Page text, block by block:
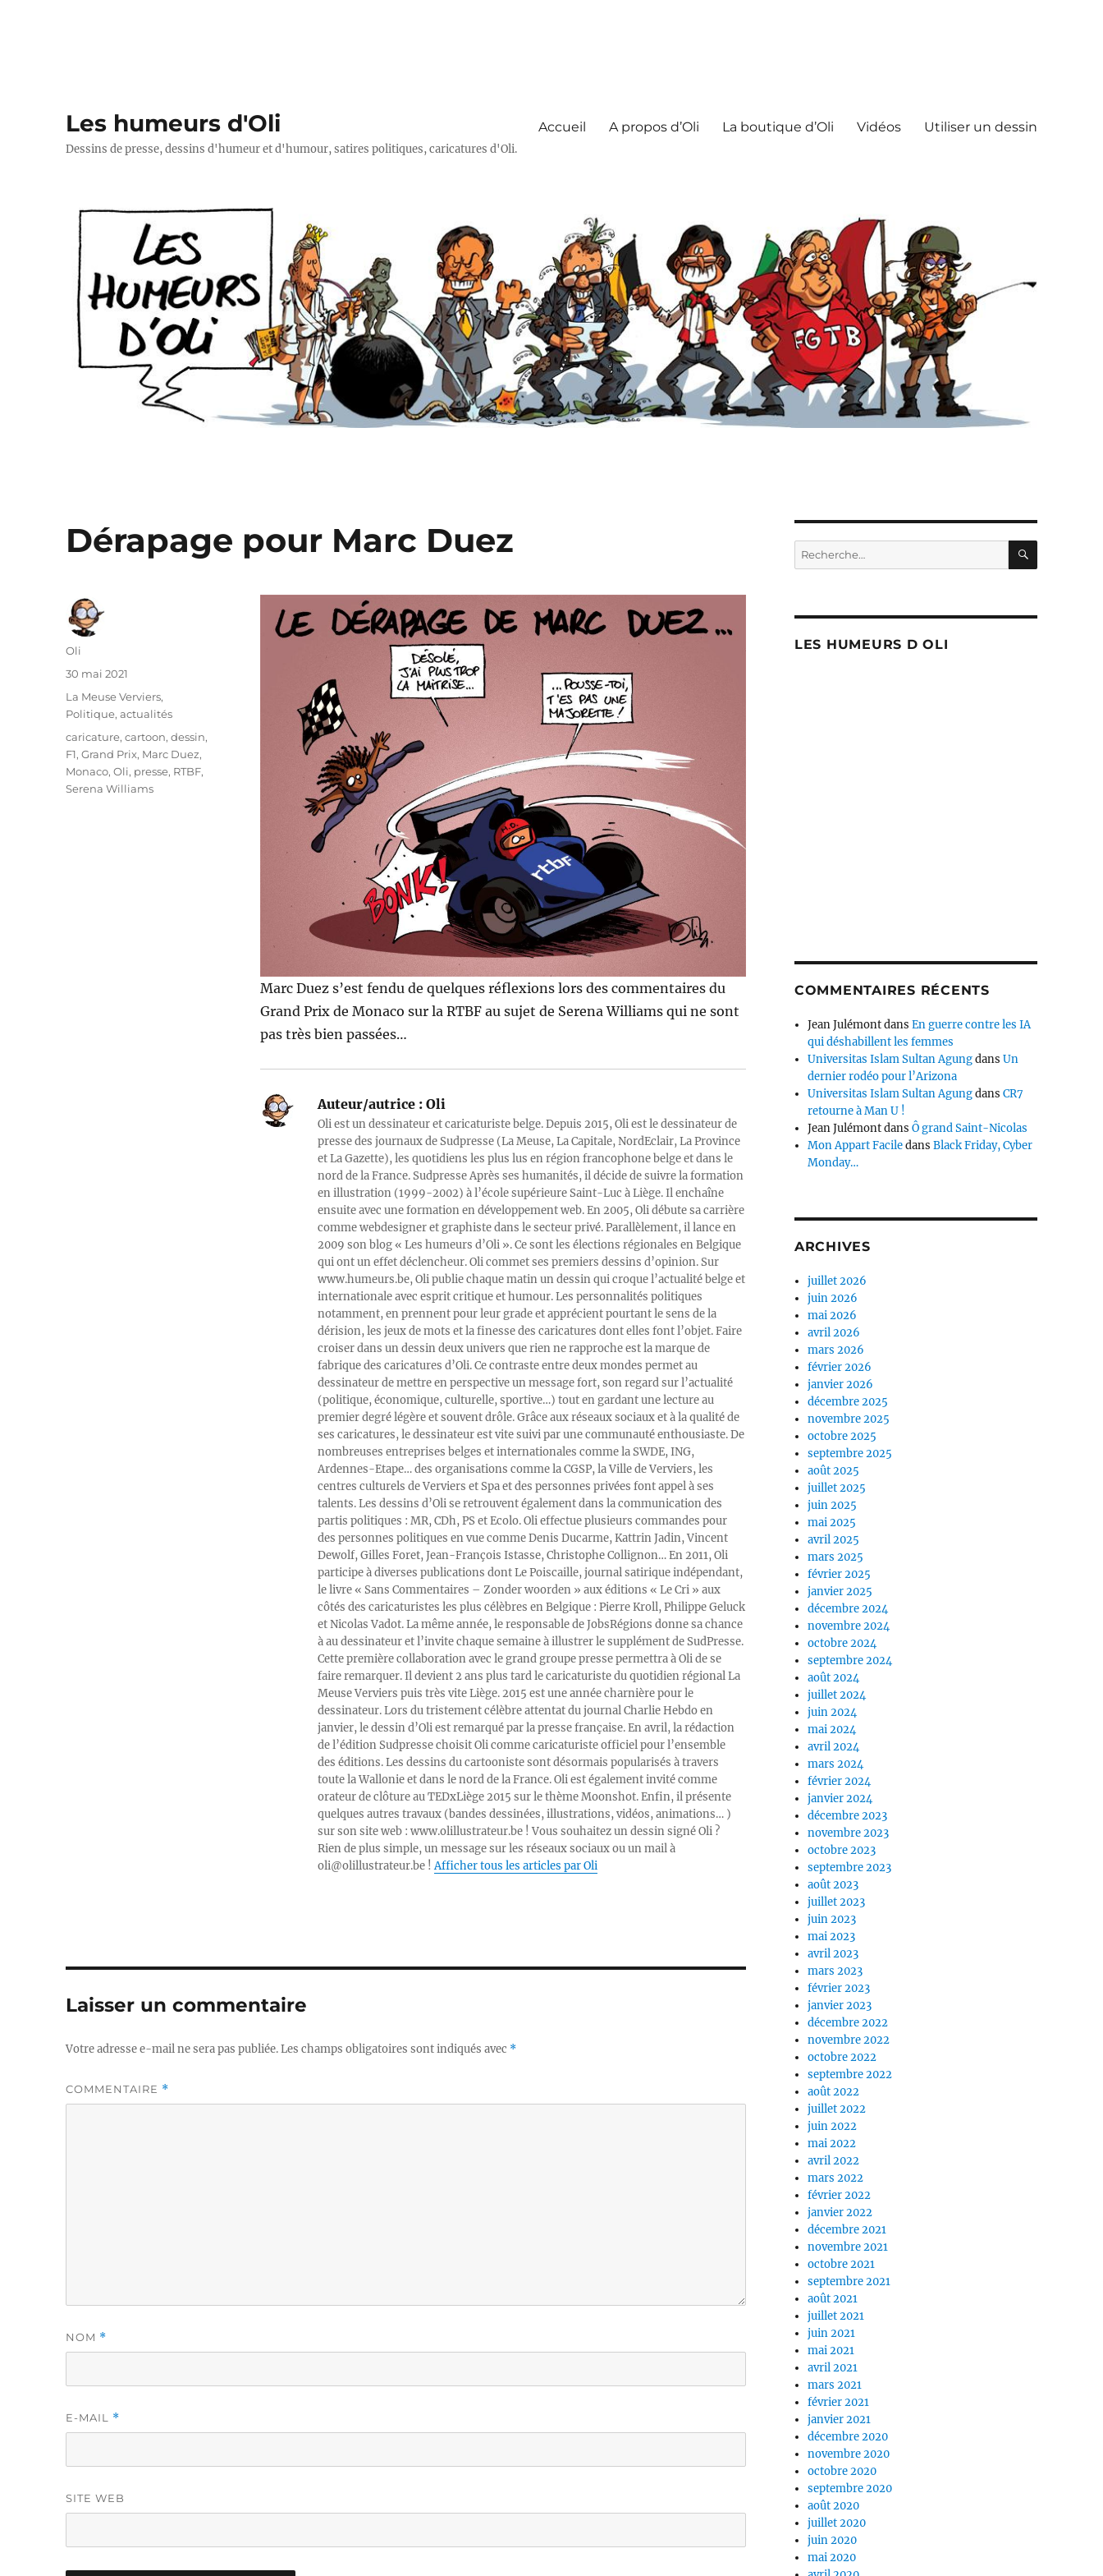
Les humeurs d'Oli
Dessins de presse, dessins d'humeur et d'humour, satires politiques, caricatures d'Oli.
Accueil A propos d’Oli La boutique d’Oli Vidéos Utiliser un dessin
Dérapage pour Marc Duez
Marc Duez s’est fendu de quelques réflexions lors des commentaires du
Grand Prix de Monaco sur la RTBF au sujet de Serena Williams qui ne sont
pas très bien passées…
Auteur/autrice :Oli
Oli est un dessinateur et caricaturiste belge. Depuis 2015, Oli est le dessinateur de
presse des journaux de Sudpresse (La Meuse, La Capitale, NordEclair, La Province
et La Gazette), les quotidiens les plus lus en région francophone belge et dans le
nord de la France. Sudpresse Après ses humanités, il décide de suivre la formation
en illustration (1999-2002) à l’école supérieure Saint-Luc à Liège. Il enchaîne
ensuite avec une formation en développement web. En 2005, Oli débute sa carrière
comme webdesigner et graphiste dans le secteur privé. Parallèlement, il lance en
2009 son blog « Les humeurs d’Oli ». Ce sont les élections régionales en Belgique
qui ont un effet déclencheur. Oli commet ses premiers dessins d’opinion. Sur
www.humeurs.be, Oli publie chaque matin un dessin qui croque l’actualité belge et
internationale avec esprit critique et humour. Les personnalités politiques
notamment, en prennent pour leur grade et apprécient pourtant le sens de la
dérision, les jeux de mots et la finesse des caricatures dont elles font l’objet. Faire
croiser dans un dessin deux univers que rien ne rapproche est la marque de
fabrique des caricatures d’Oli. Ce contraste entre deux mondes permet au
dessinateur de mettre en perspective un message fort, son regard sur l’actualité
(politique, économique, culturelle, sportive…) tout en gardant une lecture au
premier degré légère et souvent drôle. Grâce aux réseaux sociaux et à la qualité de
ses caricatures, le dessinateur est vite suivi par une communauté enthousiaste. De
nombreuses entreprises belges et internationales comme la SWDE, ING,
Ardennes-Etape… des organisations comme la CGSP, la Ville de Verviers, les
centres culturels de Verviers et Spa et des personnes privées font appel à ses
talents. Les dessins d’Oli se retrouvent également dans la communication des
partis politiques : MR, CDh, PS et Ecolo. Oli effectue plusieurs commandes pour
des personnes politiques en vue comme Denis Ducarme, Kattrin Jadin, Vincent
Dewolf, Gilles Foret, Jean-François Istasse, Christophe Collignon… En 2011, Oli
participe à diverses publications dont Le Poiscaille, journal satirique indépendant,
le livre « Sans Commentaires – Zonder woorden » aux éditions « Le Cri » aux
côtés des caricaturistes les plus célèbres en Belgique : Pierre Kroll, Philippe Geluck
et Nicolas Vadot. La même année, le responsable de JobsRégions donne sa chance
à au dessinateur et l’invite chaque semaine à illustrer le supplément de SudPresse.
Cette première collaboration avec le grand groupe presse permettra à Oli de se
faire remarquer. Il devient 2 ans plus tard le caricaturiste du quotidien régional La
Meuse Verviers puis très vite Liège. 2015 est une année charnière pour le
dessinateur. Lors du tristement célèbre attentat du journal Charlie Hebdo en
janvier, le dessin d’Oli est remarqué par la presse française. En avril, la rédaction
de l’édition Sudpresse choisit Oli comme caricaturiste officiel pour l’ensemble
des éditions. Les dessins du cartooniste sont désormais popularisés à travers
toute la Wallonie et dans le nord de la France. Oli est également invité comme
orateur de clôture au TEDxLiège 2015 sur le thème Moonshot. Enfin, il présente
quelques autres travaux (bandes dessinées, illustrations, vidéos, animations… )
sur son site web : www.olillustrateur.be ! Vous souhaitez un dessin signé Oli ?
Rien de plus simple, un message sur les réseaux sociaux ou un mail à
oli@olillustrateur.be !Afficher tous les articles par Oli
Auteur
Oli
Publié
30 mai 2021
Catégories
La Meuse Verviers,
Politique, actualités
Étiquettes
caricature,cartoon,dessin,
F1,Grand Prix, Marc Duez,
Monaco,Oli, presse, RTBF,
Serena Williams
Laisser un commentaire
Votre adresse e-mail ne sera pas publiée.Les champs obligatoires sont indiqués avec *
COMMENTAIRE *
NOM *
E-MAIL *
SITE WEB
Recherche
pour :
LES HUMEURS D OLI
COMMENTAIRES RÉCENTS
Jean JulémontdansEn guerre contre les IA
qui déshabillent les femmes
Universitas Islam Sultan AgungdansUn
dernier rodéo pour l’Arizona
Universitas Islam Sultan AgungdansCR7
retourne à Man U !
Jean JulémontdansÔ grand Saint-Nicolas
Mon Appart FaciledansBlack Friday, Cyber
Monday…
ARCHIVES
juillet 2026
juin 2026
mai 2026
avril 2026
mars 2026
février 2026
janvier 2026
décembre 2025
novembre 2025
octobre 2025
septembre 2025
août 2025
juillet 2025
juin 2025
mai 2025
avril 2025
mars 2025
février 2025
janvier 2025
décembre 2024
novembre 2024
octobre 2024
septembre 2024
août 2024
juillet 2024
juin 2024
mai 2024
avril 2024
mars 2024
février 2024
janvier 2024
décembre 2023
novembre 2023
octobre 2023
septembre 2023
août 2023
juillet 2023
juin 2023
mai 2023
avril 2023
mars 2023
février 2023
janvier 2023
décembre 2022
novembre 2022
octobre 2022
septembre 2022
août 2022
juillet 2022
juin 2022
mai 2022
avril 2022
mars 2022
février 2022
janvier 2022
décembre 2021
novembre 2021
octobre 2021
septembre 2021
août 2021
juillet 2021
juin 2021
mai 2021
avril 2021
mars 2021
février 2021
janvier 2021
décembre 2020
novembre 2020
octobre 2020
septembre 2020
août 2020
juillet 2020
juin 2020
mai 2020